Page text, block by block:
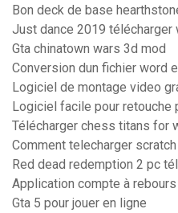
Bon deck de base
Just dance 2019 télécharger
Gta chinatown wars 3d mod
Conversion dun fichier word
Logiciel de montage video
Logiciel facile pour retouche
Télécharger chess titans for
Comment telecharger
Red dead redemption 2 pc
Application compte à
Gta 5 pour jouer en ligne